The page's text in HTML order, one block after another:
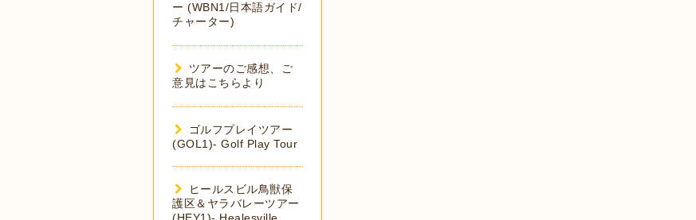
ー (WBN1/日本語ガイド/
チャーター)
ツアーのご感想、ご
意見はこちらより
ゴルフプレイツアー
(GOL1)- Golf Play Tour
ヒールスビル鳥獣保
護区＆ヤラバレーツアー